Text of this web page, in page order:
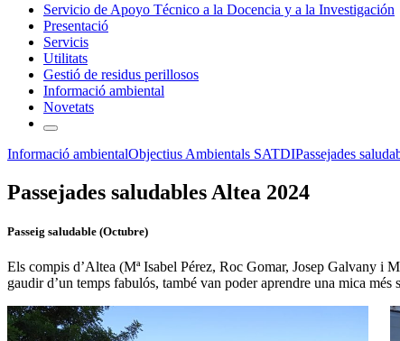
Servicio de Apoyo Técnico a la Docencia y a la Investigación
Presentació
Servicis
Utilitats
Gestió de residus perillosos
Informació ambiental
Novetats
Informació ambientalObjectius Ambientals SATDIPassejades
Passejades saludables Altea 2024
Passeig saludable (Octubre)
Els compis d’Altea (Mª Isabel Pérez, Roc Gomar, Josep Galvany i
gaudir d’un temps fabulós, també van poder aprendre una mica